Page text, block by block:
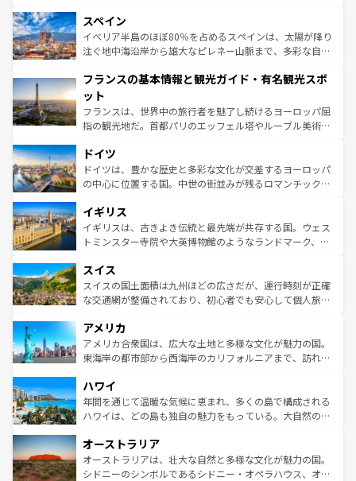
ろん、トスカーナの美しい田園風景やアマルフィ海岸の絶
景など、自然景観も見逃せない。観光の合間には、本場の
ピザやパスタなど、絶品のイタリア料理を堪能することも
ませてくれるイタリアで、忘れられない旅をしてみよう！
なお、新着のイタリア情報は
しい。
スペイン
イベリア半島のほぼ80％を占めるスペインは、太陽が降り
注ぐ地中海沿岸から雄大なピレネー山脈まで、多彩な自然
文化が根付くこの国では、情熱的なフラメンコ、熱気あふ
れる闘牛、そして美味しいタパスが生活の一部となってい
る。首都マドリードの洗練された雰囲気や、バルセロナの
アートに溢れた街角から、地方では古代ローマ遺跡や中世
せる。地方によって風土や気候が異なるスペインはその個
性で訪れる人を魅了する。 なお、新着のスペイン情報は コ
ンテンツ一覧を参照してほしい。
フランスの基本情報と観光ガイド・有名観光スポ
ット
フランスは、世界中の旅行者を魅了し続けるヨーロッパ屈
指の観光地だ。首都パリのエッフェル塔やルーブル美術館
で、幅広い魅力が詰まっている。華麗な宮殿、歴史的な大
聖堂、美しいビーチ、そして豊かな自然が、訪れる者を心
から魅了する。また、フランスは美食の国としても知ら
いる。シャンパンの発祥地であるランス、プロヴァンスの
香り高いラベンダー畑など、多彩な楽しみ方が可能だ。さ
らに、パリ以外の地域にも魅力が溢れており、どの街角に
れる地方に足を運ぶとそれぞれで全く異なる文化を体験で
きるだろう。 なお、新着のフランス情報はコンテンツ一覧
を参照してほしい。
ドイツ
ドイツは、豊かな歴史と多彩な文化が交差するヨーロッパ
の中心に位置する国。中世の街並みが残るロマンチック街
顔を持つこの国は、どこを歩いても飽きることがない。ベ
ルリンの文化的活気、バイエルン州のアルプスの絶景、そ
してライン川沿いのワイン畑といった風景は必見。ビール
は、お酒好きな人にはぜひ体験してほしい。 なお、新着の
ドイツ情報はコンテンツ一覧を参照してほしい。
イギリス
イギリスは、古きよき伝統と最先端が共存する国。ウェス
トミンスター寺院や大英博物館のようなランドマーク、歴
リアごとに異なる魅力がある。また、優雅なアフタヌーン
ティー、ビール好きにはたまらない英国パブ、サッカー観
戦など、本場だからこそできる体験も豊富。イギリスを旅
ンツ一覧を参照してほしい。
スイス
スイスの国土面積は九州ほどの広さだが、運行時刻が正確
な交通網が整備されており、初心者でも安心して個人旅行
の建物がそのまま残る町や、スイスならではのユニークな
博物館もあり、アルプス観光だけでなく町歩きも満喫する
ことができる。国民の所得が高いため物価も高いが、旅行
ば市内交通費無料で観光を楽しむこともできる。 なお、新
着のスイス情報はコンテンツ一覧 を参照してほしい。
アメリカ
アメリカ合衆国は、広大な土地と多様な文化が魅力の国。
東海岸の都市部から西海岸のカリフォルニアまで、訪れる
のような巨大都市は、観光、ショッピング、エンターテイ
ンメントが詰まった刺激的なスポットだ。一方、アメリカ
西部には大自然が広がり、グランドキャニオンやイエロー
部のニューオーリンズでは、音楽と美食が融合した独特の
文化が魅力。旅行者はアメリカの各地域で異なる魅力を楽
しみながら、その多様性と豊かな歴史を感じることができ
ハワイ
年間を通じて温暖な気候に恵まれ、多くの島で構成される
ハワイは、どの島も独自の魅力をもっている。大自然の神
ワイ島は見逃せない。また、定番の観光地といえばオアフ
島だが、静かな自然を求めるならマウイ島やカウアイ島が
おすすめ。エメラルドグリーンに輝く海をはじめ、豊かな
オーストラリア
オーストラリアは、壮大な自然と多様な文化が魅力の国。
シドニーのシンボルであるシドニー・オペラハウス、オー